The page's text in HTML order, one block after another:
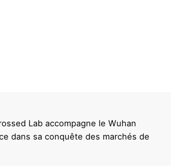
Lab accompagne le Wuhan
dans sa conquête des marchés de